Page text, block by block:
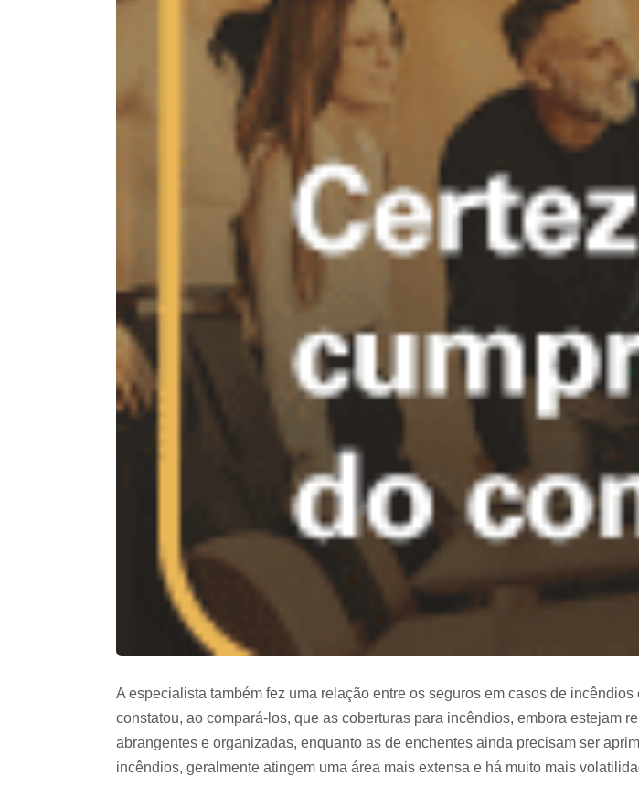
A especialista também fez uma relação entre os seguros em casos de
constatou, ao compará-los, que as coberturas para incêndios, embora estejam
abrangentes e organizadas, enquanto as de enchentes ainda precisam ser
incêndios, geralmente atingem uma área mais extensa e há muito mais